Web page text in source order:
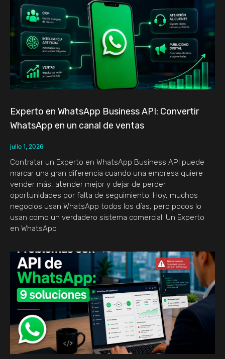
Experto en WhatsApp Business API: Convertir
WhatsApp en un canal de ventas
julio 1, 2026
Contratar un Experto en WhatsApp Business API puede
marcar una gran diferencia cuando una empresa quiere
vender más, atender mejor y dejar de perder
oportunidades por falta de seguimiento. Hoy, muchos
negocios usan WhatsApp todos los días, pero pocos lo
usan como un verdadero sistema comercial. Un Experto
en WhatsApp